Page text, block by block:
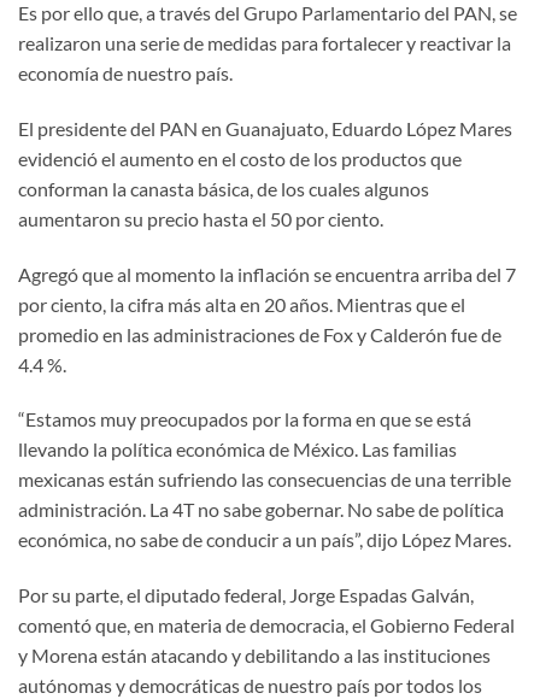
Es por ello que, a través del Grupo Parlamentario del PAN, se
realizaron una serie de medidas para fortalecer y reactivar la
economía de nuestro país.
El presidente del PAN en Guanajuato, Eduardo López Mares
evidenció el aumento en el costo de los productos que
conforman la canasta básica, de los cuales algunos
aumentaron su precio hasta el 50 por ciento.
Agregó que al momento la inflación se encuentra arriba del 7
por ciento, la cifra más alta en 20 años. Mientras que el
promedio en las administraciones de Fox y Calderón fue de
4.4 %.
“Estamos muy preocupados por la forma en que se está
llevando la política económica de México. Las familias
mexicanas están sufriendo las consecuencias de una terrible
administración. La 4T no sabe gobernar. No sabe de política
económica, no sabe de conducir a un país”, dijo López Mares.
Por su parte, el diputado federal, Jorge Espadas Galván,
comentó que, en materia de democracia, el Gobierno Federal
y Morena están atacando y debilitando a las instituciones
autónomas y democráticas de nuestro país por todos los